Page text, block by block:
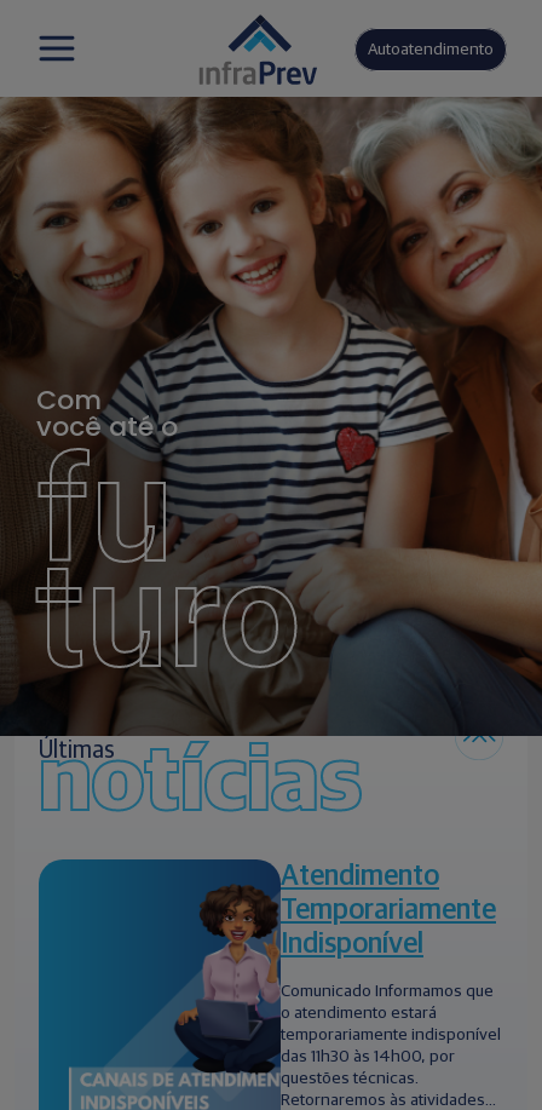
Autoatendimento
Com
você até o
fu
turo
Últimas
notícias
Atendimento
Temporariamente
Indisponível
Comunicado Informamos que
o atendimento estará
temporariamente indisponível
das 11h30 às 14h00, por
questões técnicas.
Retornaremos às atividades...